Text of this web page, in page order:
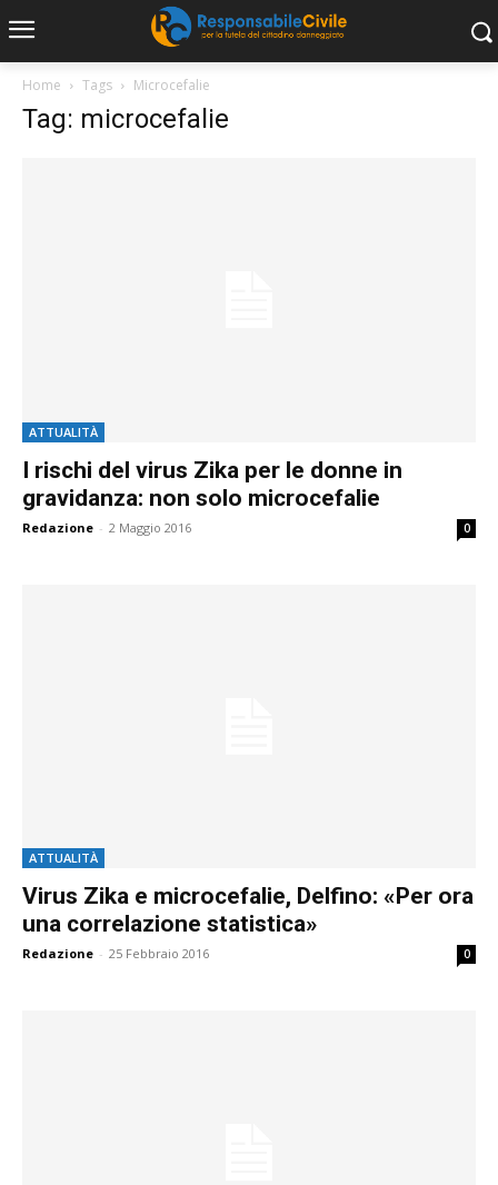
Home Tags Microcefalie
Tag: microcefalie
ATTUALITÀ
I rischi del virus Zika per le donne in
gravidanza: non solo microcefalie
Redazione - 2 Maggio 2016 0
ATTUALITÀ
Virus Zika e microcefalie, Delfino: «Per ora
una correlazione statistica»
Redazione - 25 Febbraio 2016 0